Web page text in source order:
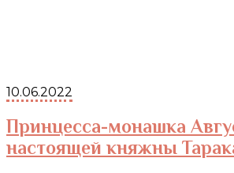
10.06.2022
Принцесса-монашка
настоящей княжны